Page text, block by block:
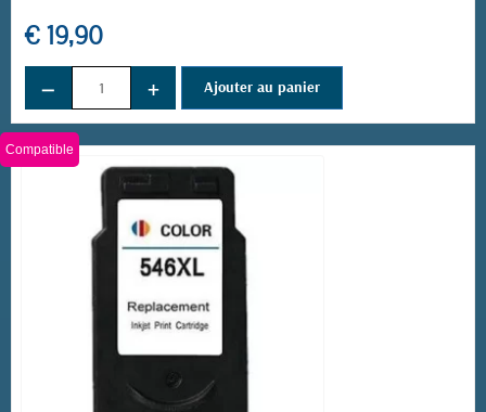
€ 19,90
− + Ajouter au panier
Compatible